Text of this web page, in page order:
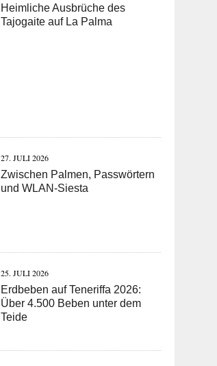
Heimliche Ausbrüche des
Tajogaite auf La Palma
27. JULI 2026
Zwischen Palmen, Passwörtern
und WLAN-Siesta
25. JULI 2026
Erdbeben auf Teneriffa 2026:
Über 4.500 Beben unter dem
Teide